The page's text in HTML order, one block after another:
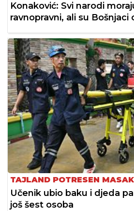
Konaković: Svi narodi
ravnopravni, ali su Bošnjaci
TAJLAND POTRESEN
Učenik ubio baku i djeda
još šest osoba